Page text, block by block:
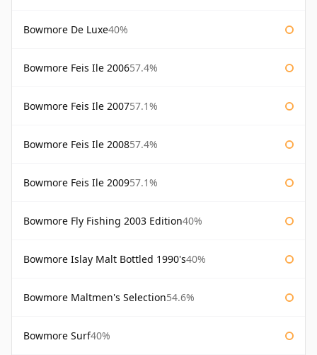
Bowmore De Luxe40%
Bowmore Feis Ile 200657.4%
Bowmore Feis Ile 200757.1%
Bowmore Feis Ile 200857.4%
Bowmore Feis Ile 200957.1%
Bowmore Fly Fishing 2003 Edition40%
Bowmore Islay Malt Bottled 1990's40%
Bowmore Maltmen's Selection54.6%
Bowmore Surf40%